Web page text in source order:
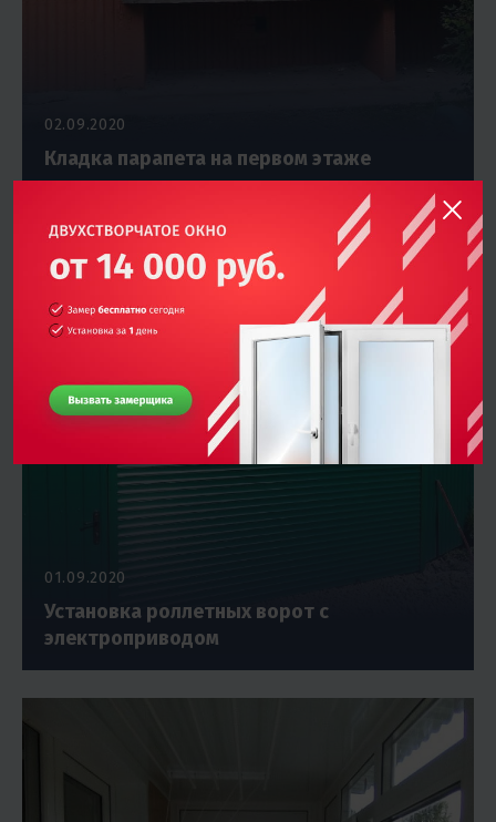
02.09.2020
Кладка парапета на первом этаже
01.09.2020
Установка роллетных ворот с
электроприводом